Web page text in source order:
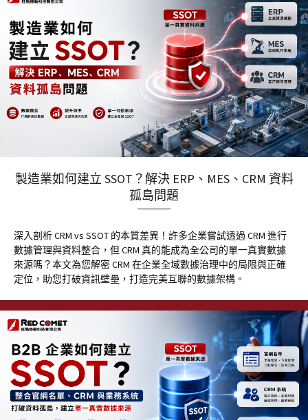
製造業如何建立 SSOT？解決 ERP、MES、CRM 資料
孤島問題
深入剖析 CRM vs SSOT 的本質差異！許多企業嘗試透過 CRM 進行
數據管理與資料整合，但 CRM 真的能成為全公司的單一真實數據
來源嗎？本文為您解密 CRM 在企業全域數據治理中的局限與正確
定位，助您打破資訊壁壘，打造完美互聯的數據架構。